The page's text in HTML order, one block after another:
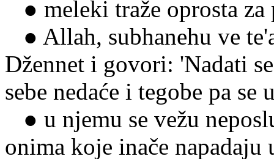
● meleki traže oprosta za
● Allah, subhanehu ve
Džennet i govori: 'Nadati
sebe nedaće i tegobe pa se
● u njemu se vežu
onima koje inače napadaju